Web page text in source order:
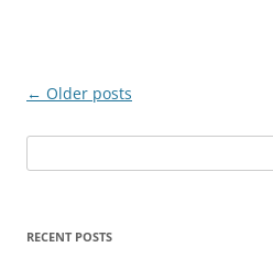
Post
← Older posts
for:
RECENT POSTS